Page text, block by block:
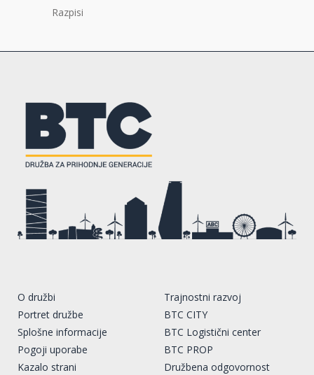
Razpisi
O družbi
Portret družbe
Splošne informacije
Pogoji uporabe
Kazalo strani
Trajnostni razvoj
BTC CITY
BTC Logistični center
BTC PROP
Družbena odgovornost